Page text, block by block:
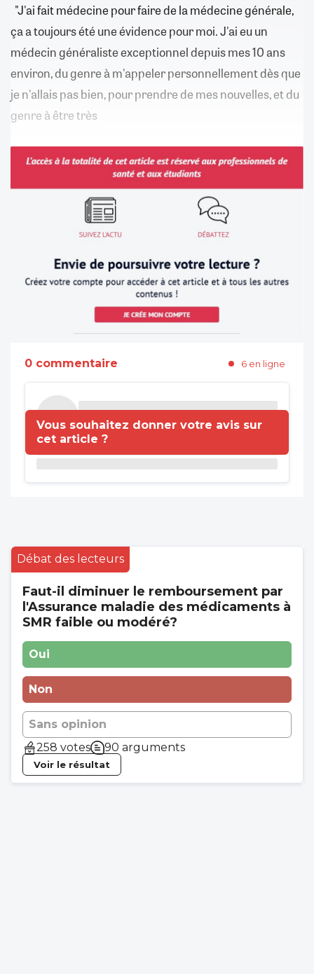
"J'ai fait médecine pour faire de la médecine générale,
ça a toujours été une évidence pour moi. J'ai eu un
médecin généraliste exceptionnel depuis mes 10 ans
environ, du genre à m'appeler personnellement dès que
je n'allais pas bien, pour prendre de mes nouvelles, et du
genre à être très
0 commentaire 6 en ligne
Vous souhaitez donner votre avis sur
cet article ?
Débat des lecteurs
Faut-il diminuer le remboursement par
l'Assurance maladie des médicaments à
SMR faible ou modéré?
Oui
Non
Sans opinion
258 votes
90 arguments
Voir le résultat